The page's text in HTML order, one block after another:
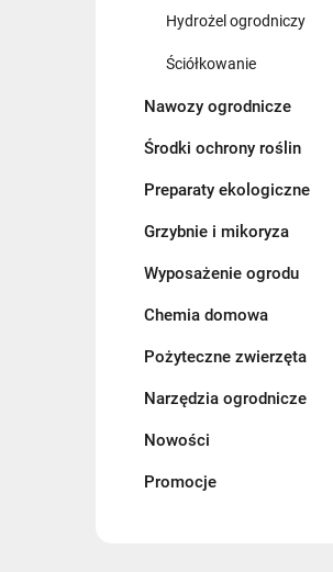
Hydrożel ogrodniczy
Ściółkowanie
Nawozy ogrodnicze
Środki ochrony roślin
Preparaty ekologiczne
Grzybnie i mikoryza
Wyposażenie ogrodu
Chemia domowa
Pożyteczne zwierzęta
Narzędzia ogrodnicze
Nowości
Promocje